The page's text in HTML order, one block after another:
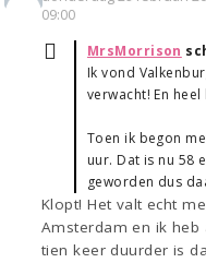
09:00
MrsMorrison
Ik vond
verwacht! En heel
Toen ik begon
uur. Dat is nu 58
geworden dus
Klopt! Het valt echt
Amsterdam en ik
tien keer duurder is